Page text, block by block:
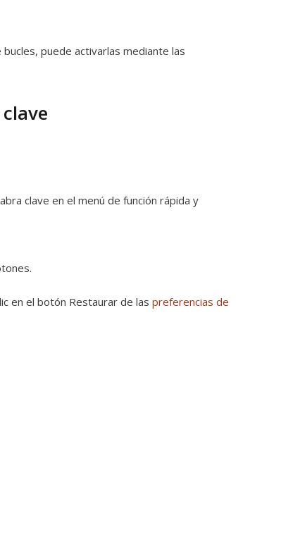
puede activarlas mediante las
clave en el menú de función rápida y
en el botón Restaurar de las preferencias de